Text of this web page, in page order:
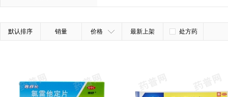
默认排序 销量 价格 最新上架 处方药